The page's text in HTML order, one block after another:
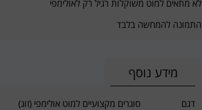
לא מתאים למוט משוקלות רגיל רק לאולימפי
התמונה להמחשה בלבד
מידע נוסף
דגם
סוגרים מקצועיים למוט אולימפי (זוג)